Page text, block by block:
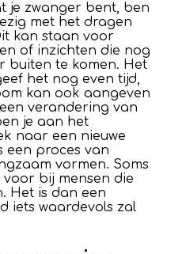
je zwanger bent, ben
met het dragen
kan staan voor
of inzichten die nog
buiten te komen. Het
het nog even tijd,
kan ook aangeven
verandering van
je aan het
naar een nieuwe
een proces van
vormen. Soms
bij mensen die
Het is dan een
iets waardevols zal